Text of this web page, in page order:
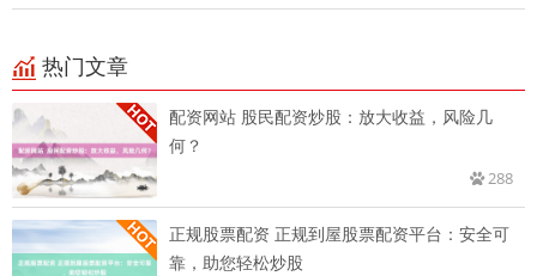
热门文章
配资网站 股民配资炒股：放大收益，风险几
何？
288
正规股票配资 正规到屋股票配资平台：安全可
靠，助您轻松炒股